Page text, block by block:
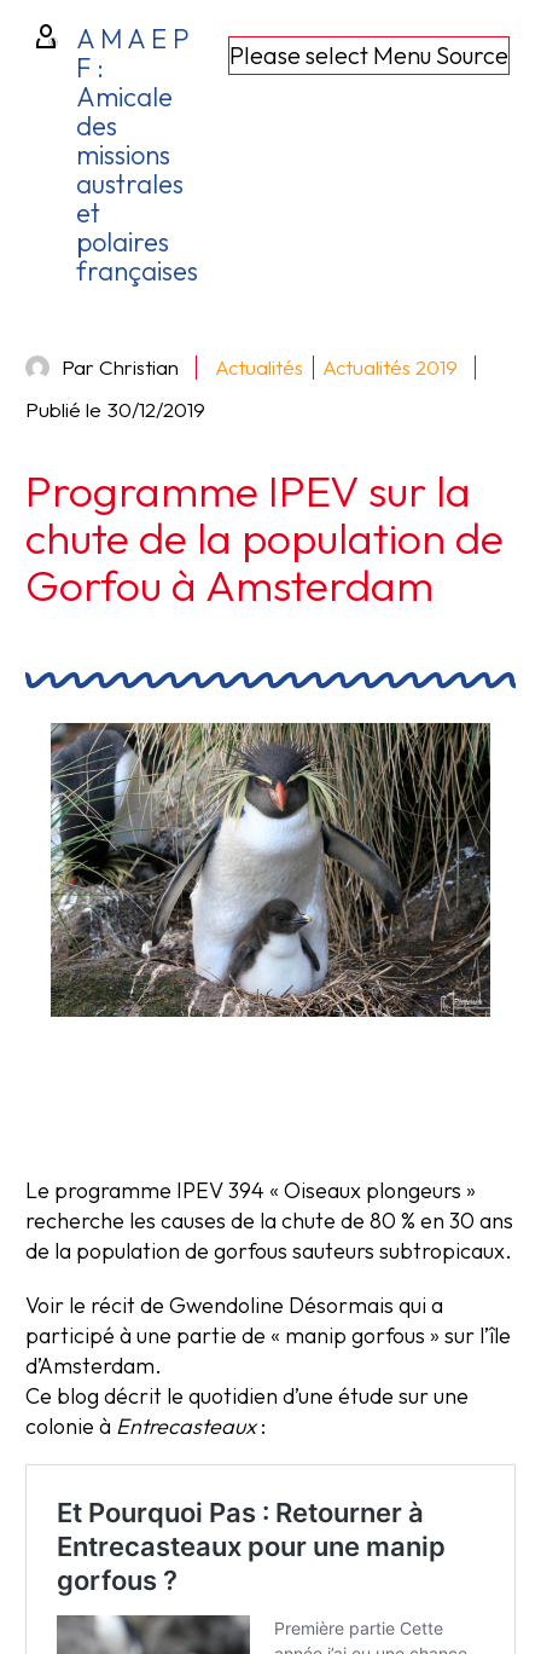
Please select Menu Source
A M A E P
F :
Amicale
des
missions
australes
et
polaires
françaises
Par Christian Actualités
Actualités 2019
Publié le 30/12/2019
Programme IPEV sur la
chute de la population de
Gorfou à Amsterdam
Le programme IPEV 394 « Oiseaux plongeurs »
recherche les causes de la chute de 80 % en 30 ans
de la population de gorfous sauteurs subtropicaux.
Voir le récit de Gwendoline Désormais qui a
participé à une partie de « manip gorfous » sur l’île
d’Amsterdam.
Ce blog décrit le quotidien d’une étude sur une
colonie à Entrecasteaux: